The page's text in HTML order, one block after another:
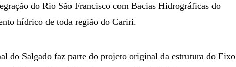
do Rio São Francisco com Bacias Hidrográficas do
hídrico de toda região do Cariri.
do Salgado faz parte do projeto original da estrutura do Eixo